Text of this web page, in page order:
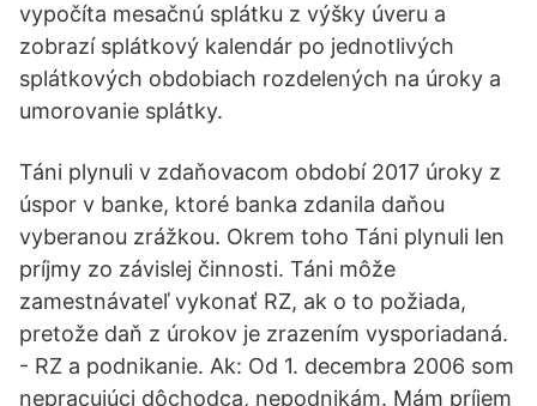
vypočíta mesačnú splátku z výšky úveru a
zobrazí splátkový kalendár po jednotlivých
splátkových obdobiach rozdelených na úroky a
umorovanie splátky.
Táni plynuli v zdaňovacom období 2017 úroky z
úspor v banke, ktoré banka zdanila daňou
vyberanou zrážkou. Okrem toho Táni plynuli len
príjmy zo závislej činnosti. Táni môže
zamestnávateľ vykonať RZ, ak o to požiada,
pretože daň z úrokov je zrazením vysporiadaná.
- RZ a podnikanie. Ak: Od 1. decembra 2006 som
nepracujúci dôchodca, nepodnikám. Mám príjem